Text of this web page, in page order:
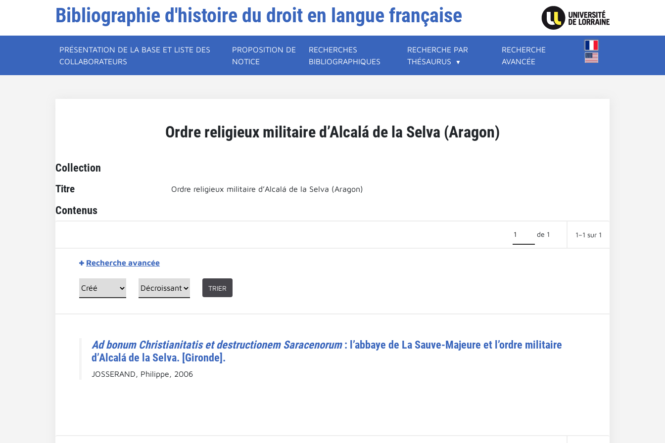
Bibliographie d'histoire du droit en langue française
PRÉSENTATION DE LA BASE ET LISTE DES
COLLABORATEURS
PROPOSITION DE
NOTICE
RECHERCHES
BIBLIOGRAPHIQUES
RECHERCHE PAR
THÉSAURUS
RECHERCHE
AVANCÉE
Ordre religieux militaire d’Alcalá de la Selva (Aragon)
Collection
Titre Ordre religieux militaire d’Alcalá de la Selva (Aragon)
Contenus
de 1 1–1 sur 1
Recherche avancée
TRIER
Ad bonum Christianitatis et destructionem Saracenorum: l’abbaye de La Sauve-Majeure et l’ordre militaire
d’Alcalá de la Selva. [Gironde].
JOSSERAND, Philippe, 2006